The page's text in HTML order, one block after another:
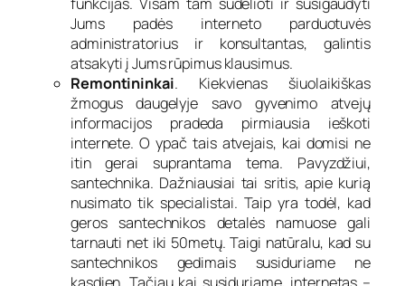
Jums padės interneto parduotuvės
administratorius ir konsultantas, galintis
atsakyti į Jums rūpimus klausimus.
Remontininkai. Kiekvienas šiuolaikiškas
žmogus daugelyje savo gyvenimo atvejų
informacijos pradeda pirmiausia ieškoti
internete. O ypač tais atvejais, kai domisi ne
itin gerai suprantama tema. Pavyzdžiui,
santechnika. Dažniausiai tai sritis, apie kurią
nusimato tik specialistai. Taip yra todėl, kad
geros santechnikos detalės namuose gali
tarnauti net iki 50metų. Taigi natūralu, kad su
santechnikos gedimais susiduriame ne